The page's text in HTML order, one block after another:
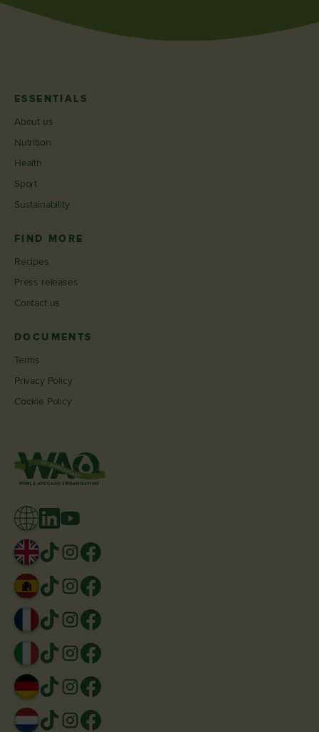
ESSENTIALS
About us
Nutrition
Health
Sport
Sustainability
FIND MORE
Recipes
Press releases
Contact us
DOCUMENTS
Terms
Privacy Policy
Cookie Policy